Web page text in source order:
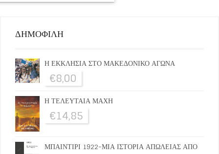
ΔΗΜΟΦΙΛΗ
Η ΕΚΚΛΗΣΙΑ ΣΤΟ ΜΑΚΕΔΟΝΙΚΟ ΑΓΩΝΑ
€8,00
Η ΤΕΛΕΥΤΑΙΑ ΜΑΧΗ
€14,85
ΜΠΑΙΝΤΙΡΙ 1922-ΜΙΑ ΙΣΤΟΡΙΑ ΑΠΩΛΕΙΑΣ ΑΠΟ